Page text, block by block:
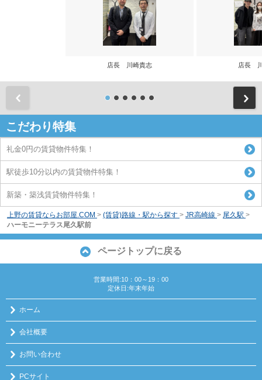
店長 川崎貴志 店長
こだわり特集
礼金0円の賃貸物件特集！
駅徒歩10分以内の賃貸物件特集！
新築・築浅賃貸物件特集！
上野の賃貸ならお部屋.COM > (賃貸)路線・駅から探す > JR高崎線 > 尾久駅 >
ハーモニーテラス尾久駅前
ページトップに戻る
営業時間:10：00～19：00
定休日:年末年始
ホーム
会社概要
お問い合わせ
PCサイト